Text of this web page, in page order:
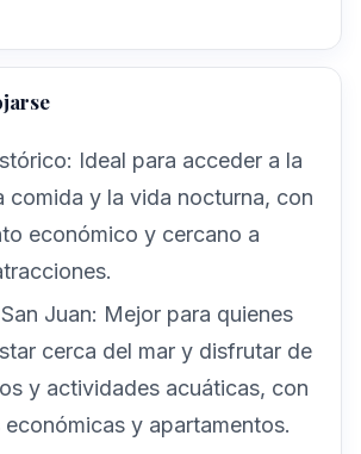
: Ideal para acceder a la
comida y la vida nocturna, con
económico y cercano a
Juan: Mejor para quienes
cerca del mar y disfrutar de
y actividades acuáticas, con
y apartamentos.